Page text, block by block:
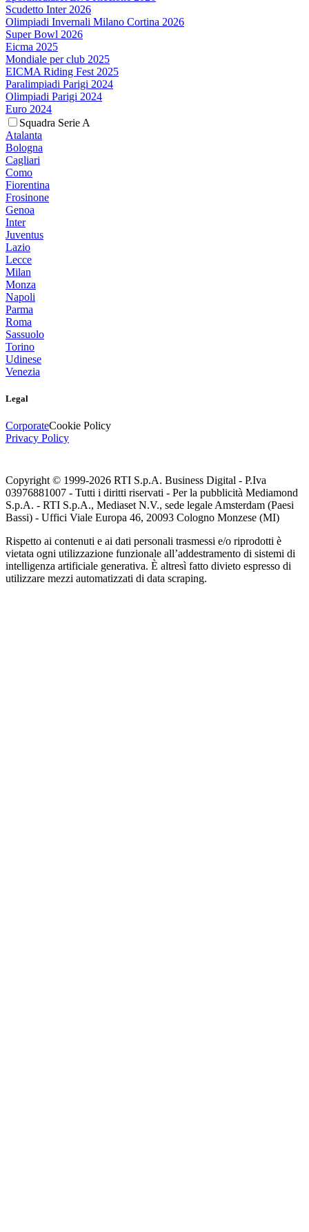
Scudetto Inter 2026
Olimpiadi Invernali Milano Cortina 2026
Super Bowl 2026
Eicma 2025
Mondiale per club 2025
EICMA Riding Fest 2025
Paralimpiadi Parigi 2024
Olimpiadi Parigi 2024
Euro 2024
Squadra Serie A
Atalanta
Bologna
Cagliari
Como
Fiorentina
Frosinone
Genoa
Inter
Juventus
Lazio
Lecce
Milan
Monza
Napoli
Parma
Roma
Sassuolo
Torino
Udinese
Venezia
Legal
CorporateCookie Policy
Privacy Policy
Copyright © 1999-2026 RTI S.p.A. Business Digital - P.Iva
03976881007 - Tutti i diritti riservati - Per la pubblicità Mediamond
S.p.A. - RTI S.p.A., Mediaset N.V., sede legale Amsterdam (Paesi
Bassi) - Uffici Viale Europa 46, 20093 Cologno Monzese (MI)
Rispetto ai contenuti e ai dati personali trasmessi e/o riprodotti è
vietata ogni utilizzazione funzionale all’addestramento di sistemi di
intelligenza artificiale generativa. È altresì fatto divieto espresso di
utilizzare mezzi automatizzati di data scraping.